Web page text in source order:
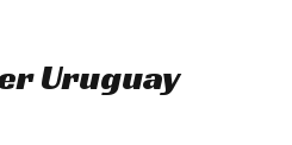
Uruguay